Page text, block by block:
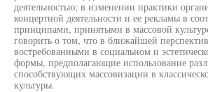
деятельностью; в изменении практики
концертной деятельности и ее рекламы в
принципами, принятыми в массовой
говорить о том, что в ближайшей
востребованными в социальном и
формы, предполагающие использование
способствующих массовизации в
культуры.